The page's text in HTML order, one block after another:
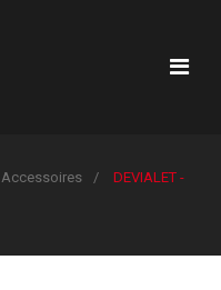
Accessoires
DEVIALET -